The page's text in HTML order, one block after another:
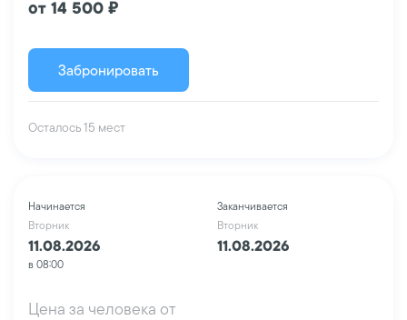
от 14 500 ₽
Забронировать
Осталось 15 мест
Начинается
Вторник
11.08.2026
в 08:00
Заканчивается
Вторник
11.08.2026
Цена за человека от